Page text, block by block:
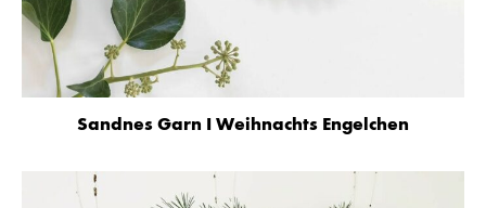
Sandnes Garn I Weihnachts Engelchen